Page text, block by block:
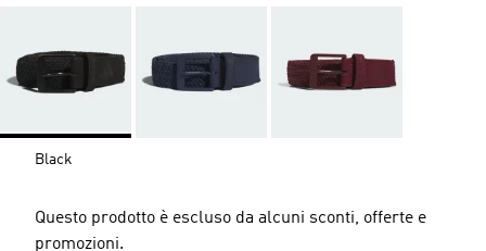
Black
Questo prodotto è escluso da alcuni sconti, offerte e
promozioni.